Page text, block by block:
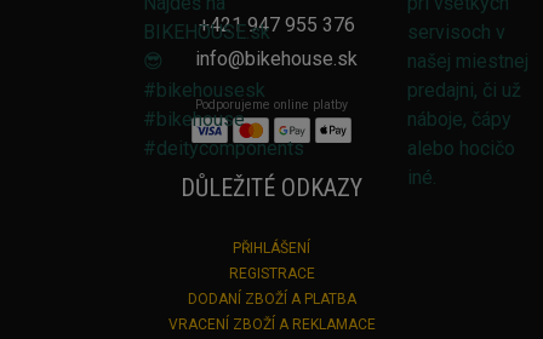
+421 947 955 376
info@bikehouse.sk
Podporujeme online platby
DŮLEŽITÉ ODKAZY
PŘIHLÁŠENÍ
REGISTRACE
DODANÍ ZBOŽÍ A PLATBA
VRACENÍ ZBOŽÍ A REKLAMACE